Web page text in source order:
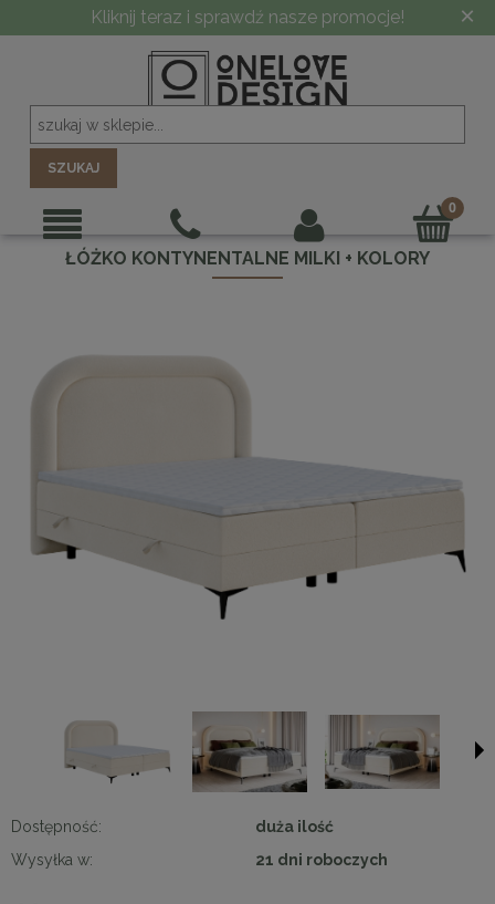
Kliknij teraz i sprawdź nasze promocje! ×
SZUKAJ
ŁÓŻKO KONTYNENTALNE MILKI + KOLORY
Dostępność:
duża ilość
Wysyłka w:
21 dni roboczych